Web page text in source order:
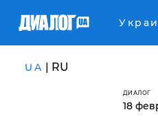
UA | RU
ДИАЛОГ
18